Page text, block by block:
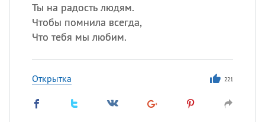
Ты на радость людям.
Чтобы помнила всегда,
Что тебя мы любим.
Открытка 221